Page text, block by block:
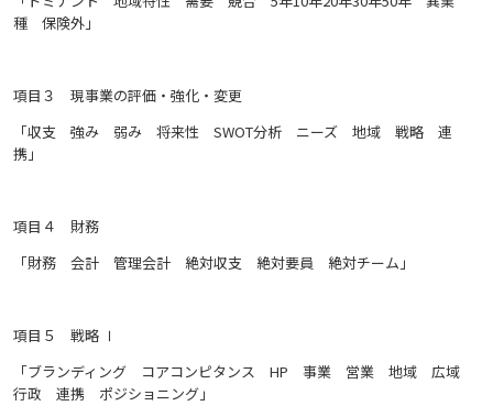
種 保険外」
項目３ 現事業の評価・強化・変更
「収支 強み 弱み 将来性 SWOT分析 ニーズ 地域 戦略 連
携」
項目４ 財務
「財務 会計 管理会計 絶対収支 絶対要員 絶対チーム」
項目５ 戦略 Ⅰ
「ブランディング コアコンピタンス HP 事業 営業 地域 広域
行政 連携 ポジショニング」